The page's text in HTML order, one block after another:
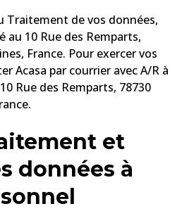
Traitement de vos données,
10 Rue des Remparts,
France. Pour exercer vos
Acasa par courrier avec A/R à
Rue des Remparts, 78730
et
données à